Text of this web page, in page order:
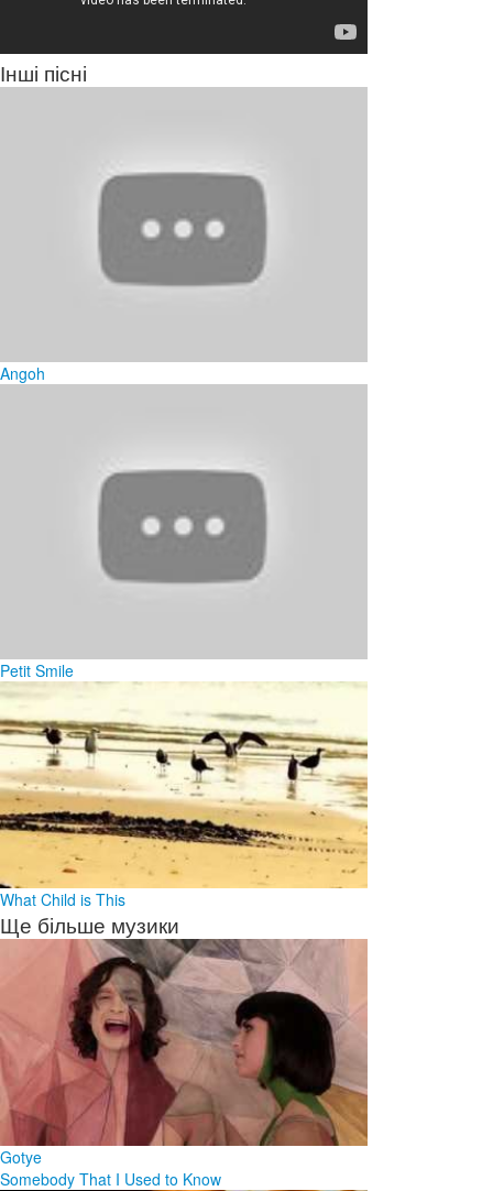
Інші пісні
Angoh
Petit Smile
What Child is This
Ще більше музики
Gotye
Somebody That I Used to Know